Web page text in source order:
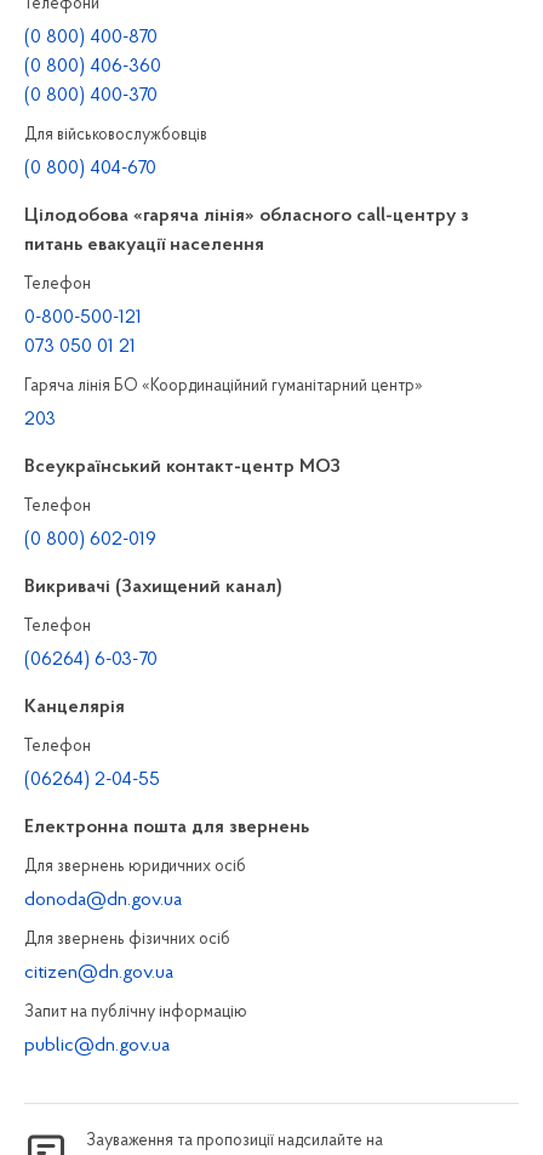
Телефони
(0 800) 400-870
(0 800) 406-360
(0 800) 400-370
Для військовослужбовців
(0 800) 404-670
Цілодобова «гаряча лінія» обласного call-центру з
питань евакуації населення
Телефон
0-800-500-121
073 050 01 21
Гаряча лінія БО «Координаційний гуманітарний центр»
203
Всеукраїнський контакт-центр МОЗ
Телефон
(0 800) 602-019
Викривачі (Захищений канал)
Телефон
(06264) 6-03-70
Канцелярiя
Телефон
(06264) 2-04-55
Електронна пошта для звернень
Для звернень юридичних осiб
donoda@dn.gov.ua
Для звернень фізичних осiб
citizen@dn.gov.ua
Запит на публiчну інформацiю
public@dn.gov.ua
Зауваження та пропозиції надсилайте на